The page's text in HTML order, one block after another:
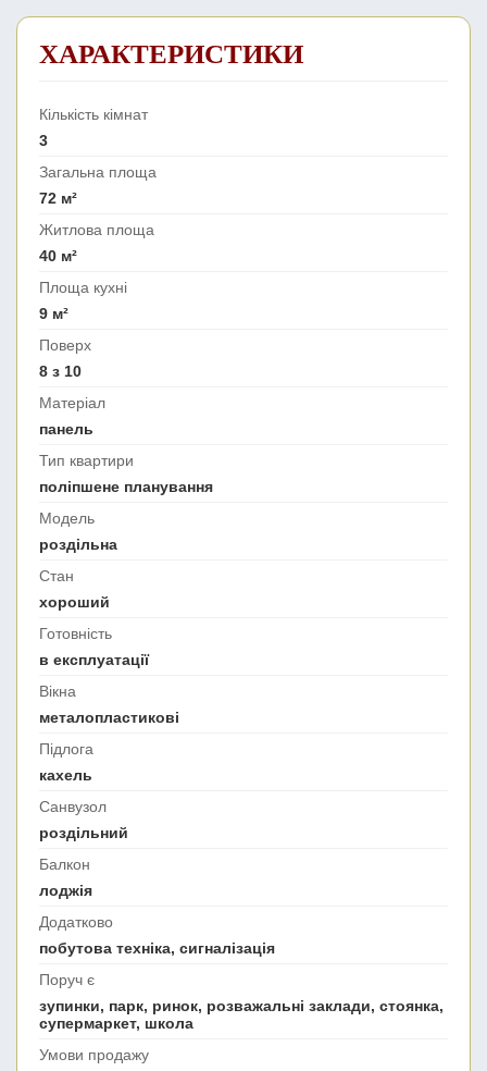
ХАРАКТЕРИСТИКИ
Кількість кімнат
3
Загальна площа
72 м²
Житлова площа
40 м²
Площа кухні
9 м²
Поверх
8 з 10
Матеріал
панель
Тип квартири
поліпшене планування
Модель
роздільна
Стан
хороший
Готовність
в експлуатації
Вікна
металопластикові
Підлога
кахель
Санвузол
роздільний
Балкон
лоджія
Додатково
побутова техніка, сигналізація
Поруч є
зупинки, парк, ринок, розважальні заклади, стоянка,
супермаркет, школа
Умови продажу